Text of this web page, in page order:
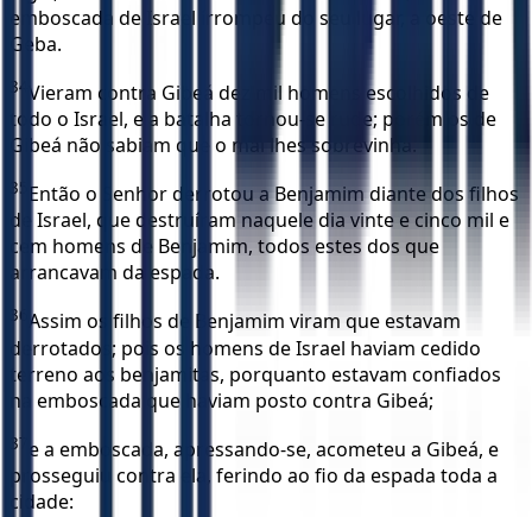
emboscada de Israel irrompeu do seu lugar, a oeste de
Geba.
34 Vieram contra Gibeá dez mil homens escolhidos de
todo o Israel, e a batalha tornou-se rude; porém os de
Gibeá não sabiam que o mal lhes sobrevinha.
35 Então o Senhor derrotou a Benjamim diante dos filhos
de Israel, que destruíram naquele dia vinte e cinco mil e
cem homens de Benjamim, todos estes dos que
arrancavam da espada.
36 Assim os filhos de Benjamim viram que estavam
derrotados; pois os homens de Israel haviam cedido
terreno aos benjamitas, porquanto estavam confiados
na emboscada que haviam posto contra Gibeá;
37 e a emboscada, apressando-se, acometeu a Gibeá, e
prosseguiu contra ela, ferindo ao fio da espada toda a
cidade: